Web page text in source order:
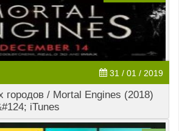
31 / 01 / 2019
/ Mortal Engines (2018)
iTunes